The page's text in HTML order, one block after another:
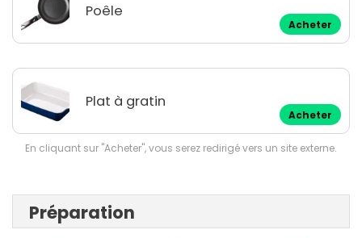
Poêle
Acheter
Plat à gratin
Acheter
En cliquant sur "Acheter", vous serez redirigé vers un site externe.
Préparation